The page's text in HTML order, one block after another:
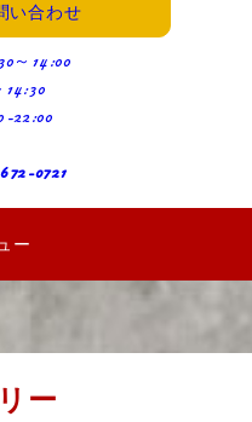
い合わせ
～14:00
14:30
22:00
0721
ー
ー